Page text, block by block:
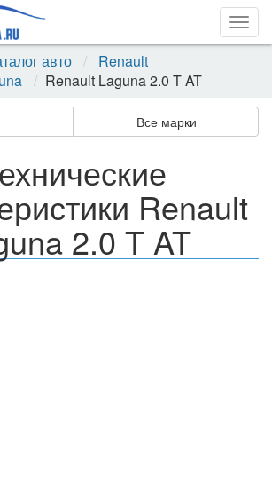
авто
Renault
Renault Laguna 2.0 T AT
Все марки
Renault
2.0 T AT